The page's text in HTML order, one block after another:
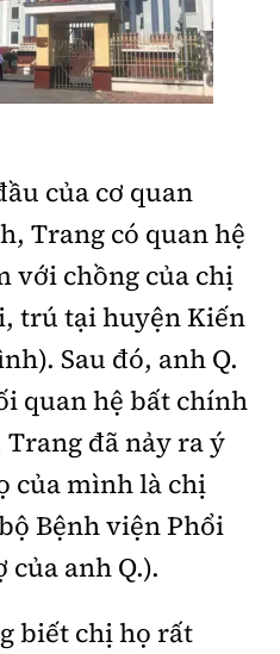
của cơ quan
Trang có quan hệ
với chồng của chị
trú tại huyện Kiến
Sau đó, anh Q.
quan hệ bất chính
đã nảy ra ý
của mình là chị
Bệnh viện Phổi
anh Q.).
biết chị họ rất